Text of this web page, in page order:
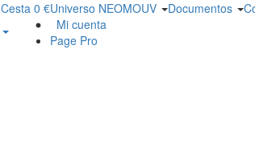
Cesta 0 €Universo NEOMOUV Documentos
Mi cuenta
Page Pro